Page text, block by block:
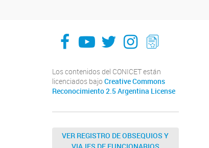
facebook
youtube
Twitter
Instagram
LeChasquier Boletin Digital 70
Los contenidos del CONICET están
licenciados bajo Creative Commons
Reconocimiento 2.5 Argentina License
VER REGISTRO DE OBSEQUIOS Y